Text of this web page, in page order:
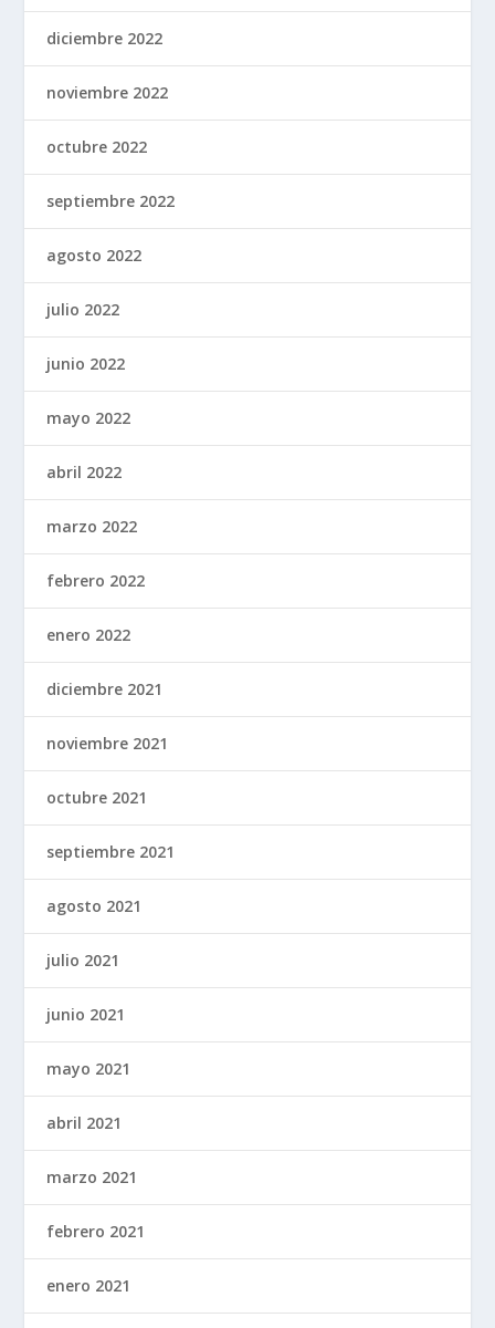
diciembre 2022
noviembre 2022
octubre 2022
septiembre 2022
agosto 2022
julio 2022
junio 2022
mayo 2022
abril 2022
marzo 2022
febrero 2022
enero 2022
diciembre 2021
noviembre 2021
octubre 2021
septiembre 2021
agosto 2021
julio 2021
junio 2021
mayo 2021
abril 2021
marzo 2021
febrero 2021
enero 2021